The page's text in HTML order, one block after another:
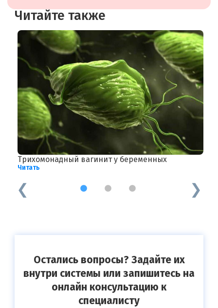
Читайте также
Трихомонадный вагинит у беременных
Читать
1 2 3
Остались вопросы? Задайте их
внутри системы или запишитесь на
онлайн консультацию к
специалисту